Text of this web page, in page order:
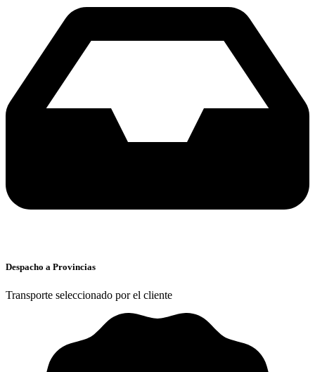
Despacho a Provincias
Transporte seleccionado por el cliente